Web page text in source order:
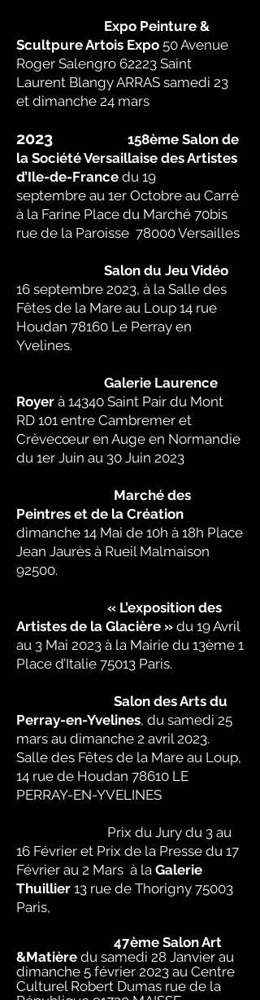
Expo Peinture &
Scultpure Artois Expo 50 Avenue
Roger Salengro 62223 Saint
Laurent Blangy ARRAS samedi 23
et dimanche 24 mars
2023
158ème Salon de
la Société Versaillaise des Artistes
d’Ile-de-France du 19
septembre au 1er Octobre au Carré
à la Farine Place du Marché 70bis
rue de la Paroisse 78000 Versailles
Salon du Jeu Vidéo
16 septembre 2023, à la Salle des
Fêtes de la Mare au Loup 14 rue
Houdan 78160 Le Perray en
Yvelines.
Galerie Laurence
Royer à 14340 Saint Pair du Mont
RD 101 entre Cambremer et
Crèvecœur en Auge en Normandie
du 1er Juin au 30 Juin 2023
Marché des
Peintres et de la Création
dimanche 14 Mai de 10h à 18h Place
Jean Jaurès à Rueil Malmaison
92500.
« L’exposition des
Artistes de la Glacière » du 19 Avril
au 3 Mai 2023 à la Mairie du 13ème 1
Place d’Italie 75013 Paris.
Salon des Arts du
Perray-en-Yvelines, du samedi 25
mars au dimanche 2 avril 2023.
Salle des Fêtes de la Mare au Loup,
14 rue de Houdan 78610 LE
PERRAY-EN-YVELINES
Prix du Jury du 3 au
16 Février et Prix de la Presse du 17
Février au 2 Mars à la Galerie
Thuillier 13 rue de Thorigny 75003
Paris,
47ème Salon Art
&Matière du samedi 28 Janvier au
dimanche 5 février 2023 au Centre
Culturel Robert Dumas rue de la